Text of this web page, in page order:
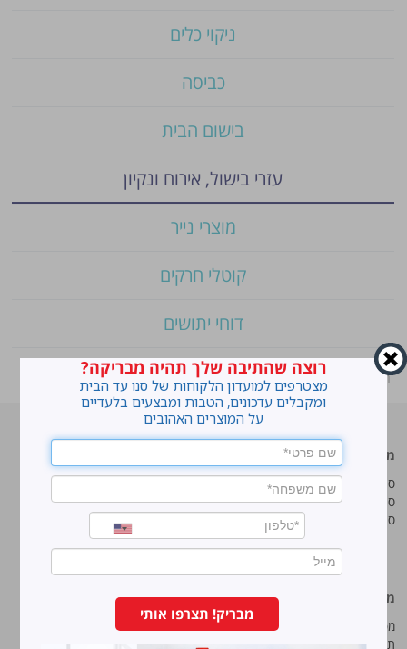
ניקוי כלים
כביסה
בישום הבית
עזרי בישול, אירוח ונקיון
מוצרי נייר
קוטלי חרקים
דוחי יתושים
ראשי Shop
»סנו סושי – שקיות אשפה אטומות וחזקות
סנו מפעלי ברונוס בע“מ
החרש 11 נוה נאמן, הוד השרון
מוצרים מובילים
סנו ז'אוול סופר ג'ל
סנו ז'אוול קצף ניקוי
סנו ז'אוול אבקת ניקוי
לנקות חלונות עם חיוך
עושים סדר בארון הנעליים
טיפים והמלצות מקצועיות לשימוש
מידע נוסף
מפת אתר
תנאי שימוש באתר
רוצה שהתיבה שלך תהיה מבריקה?
מצטרפים למועדון הלקוחות של סנו עד הבית
ומקבלים עדכונים, הטבות ומבצעים בלעדיים
על המוצרים האהובים
מבריק! תצרפו אותי